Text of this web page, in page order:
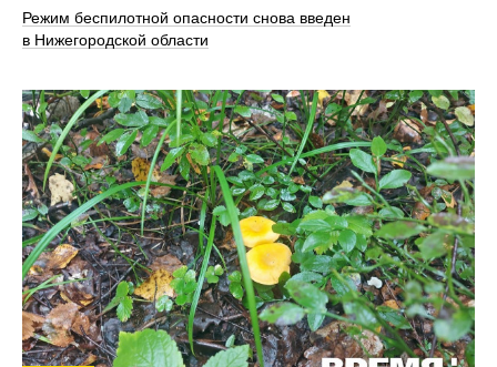
Режим беспилотной опасности снова введен
в Нижегородской области